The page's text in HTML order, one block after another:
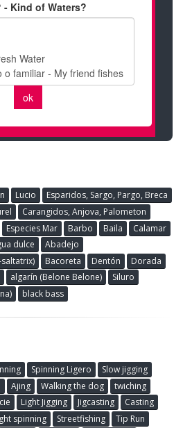
Lucio
Esparidos, Sargo, Pargo, Breca
Carangidos, Anjova, Palometon
Especies Mar Barbo Baila
Calamar
dulce
Abadejo
Bacoreta Dentón
Dorada
algarín (Belone Belone)
Siluro
black bass
Spinning Ligero
Slow jigging
Ajing Walking the dog
twiching
Light Jigging Jigcasting
Casting
spinning Streetfishing
Tip Run